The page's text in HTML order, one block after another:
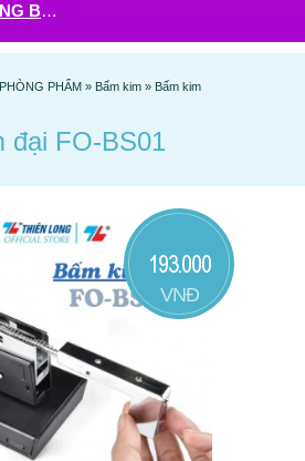
HỆ THỐNG BHX - TGDĐ ĐẶT HÀNG TẠI ĐÂY
PHẨM » Bấm kim » Bấm kim
đại FO-BS01
193.000
VNĐ